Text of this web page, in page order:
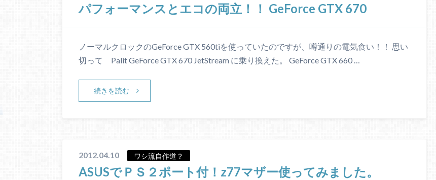
パフォーマンスとエコの両立！！ GeForce GTX 670
ノーマルクロックのGeForce GTX 560tiを使っていたのですが、噂通りの電気食い！！ 思い
切って Palit GeForce GTX 670 JetStream に乗り換えた。 GeForce GTX 660 …
続きを読む
2012.04.10 ワシ流自作道？
ASUSでＰＳ２ポート付！z77マザー使ってみました。